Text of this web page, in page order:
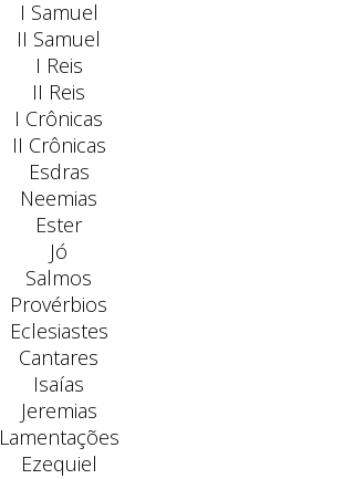
I Samuel
II Samuel
I Reis
II Reis
I Crônicas
II Crônicas
Esdras
Neemias
Ester
Jó
Salmos
Provérbios
Eclesiastes
Cantares
Isaías
Jeremias
Lamentações
Ezequiel